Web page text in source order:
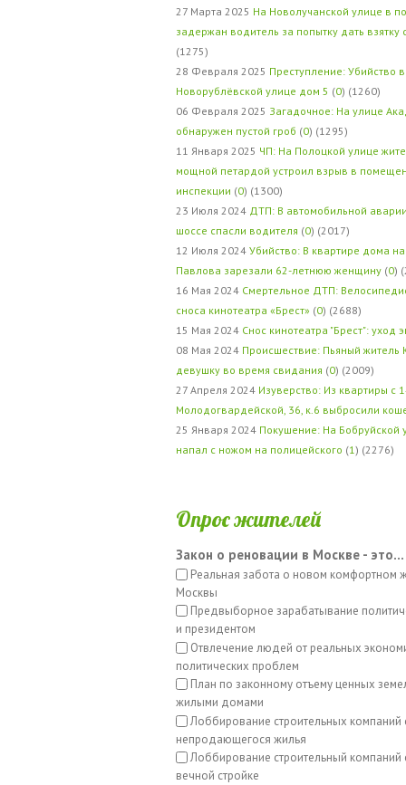
27 Марта 2025 На Новолучанской улице в
задержан водитель за попытку дать
(1275)
28 Февраля 2025 Преступление: Убийство
Новорублёвской улице дом 5 (0) (1260)
06 Февраля 2025 Загадочное: На улице
обнаружен пустой гроб (0) (1295)
11 Января 2025 ЧП: На Полоцкой улице
мощной петардой устроил взрыв в
инспекции (0) (1300)
23 Июля 2024 ДТП: В автомобильной
шоссе спасли водителя (0) (2017)
12 Июля 2024 Убийство: В квартире дома
Павлова зарезали 62-летнюю женщину (0)
16 Мая 2024 Смертельное ДТП:
сноса кинотеатра «Брест» (0) (2688)
15 Мая 2024 Снос кинотеатра "Брест": уход
08 Мая 2024 Происшествие: Пьяный житель
девушку во время свидания (0) (2009)
27 Апреля 2024 Изуверство: Из квартиры с
Молодогвардейской, 36, к.6 выбросили
25 Января 2024 Покушение: На Бобруйской
напал с ножом на полицейского (1 ) (2276)
Опрос жителей
Закон о реновации в Москве - это...
Реальная забота о новом комфортном
Москвы
Предвыборное зарабатывание
и президентом
Отвлечение людей от реальных
политических проблем
План по законному отъему ценных
жилыми домами
Лоббирование строительных компаний
непродающегося жилья
Лоббирование строительный компаний
вечной стройке